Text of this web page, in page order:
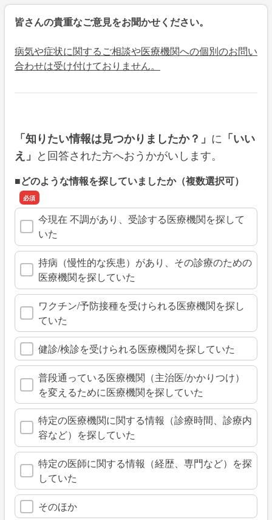
皆さんの貴重なご意見をお聞かせください。
病気や症状に関するご相談や医療機関への個別のお問い
合わせは受け付けておりません。
「知りたい情報は見つかりましたか？」 に 「いい
え」 と回答された方へおうかがいします。
■どのような情報を探していましたか（複数選択可）
今現在 不調があり、受診する医療機関を探して
いた
持病（慢性的な疾患）があり、その診療のための
医療機関を探していた
ワクチン/予防接種を受けられる医療機関を探し
ていた
健診/検診を受けられる医療機関を探していた
普段通っている医療機関（主治医/かかりつけ）
を変えるために医療機関を探していた
特定の医療機関に関する情報（診療時間、診療内
容など）を探していた
特定の医師に関する情報（経歴、専門など）を探
していた
そのほか